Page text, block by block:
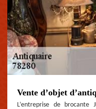
Vente d’objet
L’entreprise de brocante